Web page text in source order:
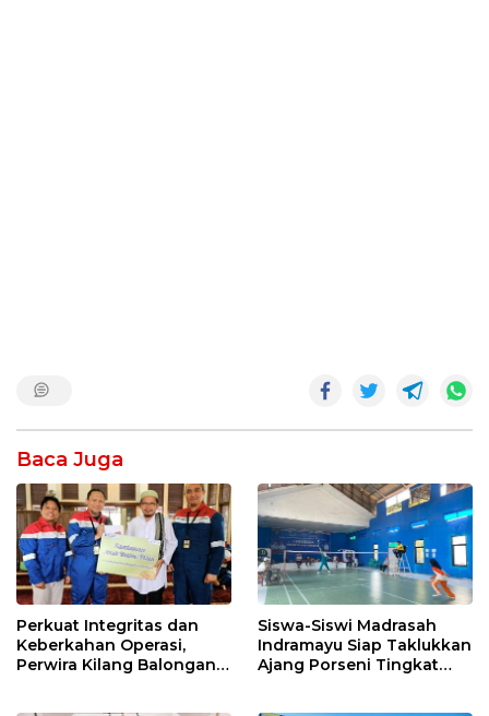
Baca Juga
Perkuat Integritas dan
Keberkahan Operasi,
Perwira Kilang Balongan
Siswa-Siswi Madrasah
Indramayu Siap Taklukkan
Ajang Porseni Tingkat